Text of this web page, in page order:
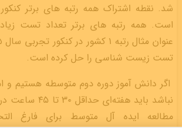
شد. نقطه اشتراک همه رتبه های برتر
است. همه رتبه های برتر تعداد تست
تست زیست شناسی را حل کرده است.
اگر دانش آموز دوره دوم متوسطه هستیم و
نباشد باید
مطالعه ایده آل متوسط برای فارغ